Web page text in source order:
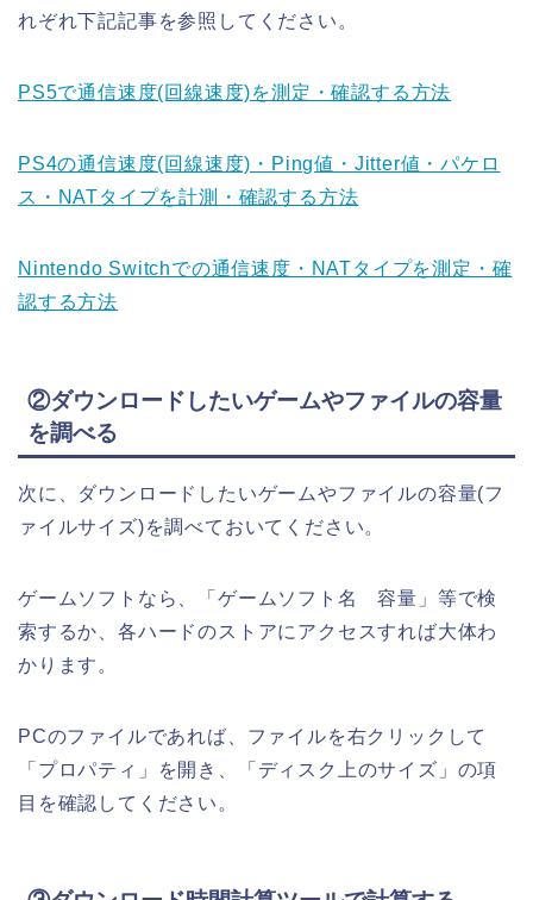
れぞれ下記記事を参照してください。
PS5で通信速度(回線速度)を測定・確認する方法
PS4の通信速度(回線速度)・Ping値・Jitter値・パケロ
ス・NATタイプを計測・確認する方法
Nintendo Switchでの通信速度・NATタイプを測定・確
認する方法
②ダウンロードしたいゲームやファイルの容量
を調べる
次に、ダウンロードしたいゲームやファイルの容量(フ
ァイルサイズ)を調べておいてください。
ゲームソフトなら、「ゲームソフト名 容量」等で検
索するか、各ハードのストアにアクセスすれば大体わ
かります。
PCのファイルであれば、ファイルを右クリックして
「プロパティ」を開き、「ディスク上のサイズ」の項
目を確認してください。